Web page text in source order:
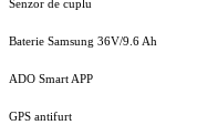
Senzor de cuplu
Baterie Samsung 36V/9.6 Ah
ADO Smart APP
GPS antifurt